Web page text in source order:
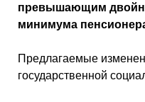
превышающим
минимума
Предлагаемые
государственной